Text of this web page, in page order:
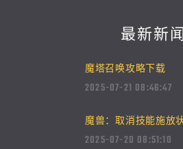
最新新闻
魔塔召唤攻略下载
2025-07-21 08:46:47
魔兽：取消技能施放
2025-07-20 08:51:10